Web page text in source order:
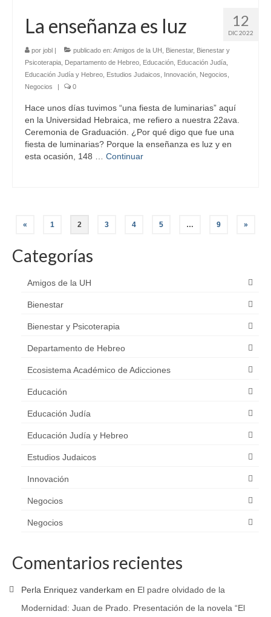
12
DIC 2022
La enseñanza es luz
por jobl | publicado en: Amigos de la UH Bienestar, Bienestar y
Psicoterapia Departamento de Hebreo Educación Educación Judía
Educación Judía y Hebreo Estudios Judaicos Innovación Negocios
Negocios
| 0
Hace unos días tuvimos “una fiesta de luminarias” aquí
en la Universidad Hebraica, me refiero a nuestra 22ava.
Ceremonia de Graduación. ¿Por qué digo que fue una
fiesta de luminarias? Porque la enseñanza es luz y en
esta ocasión, 148 … Continuar
Paginación
de
entradas
« 1 2 3 4 5 … 9 »
Categorías
Amigos de la UH
Bienestar
Bienestar y Psicoterapia
Departamento de Hebreo
Ecosistema Académico de Adicciones
Educación
Educación Judía
Educación Judía y Hebreo
Estudios Judaicos
Innovación
Negocios
Negocios
Comentarios recientes
Perla Enriquez vanderkam en El padre olvidado de la
Modernidad: Juan de Prado. Presentación de la novela “El